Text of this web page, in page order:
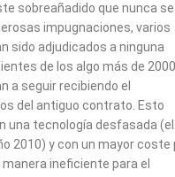
sobreañadido que nunca
impugnaciones, varios
sido adjudicados a ninguna
de los algo más de 2000
a seguir recibiendo el
del antiguo contrato. Esto
una tecnología desfasada (el
2010) y con un mayor coste
ineficiente para el